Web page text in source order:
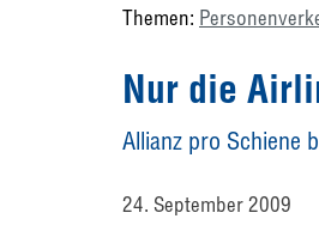
Themen:
Nur die
Allianz pro Schiene
24. September 2009